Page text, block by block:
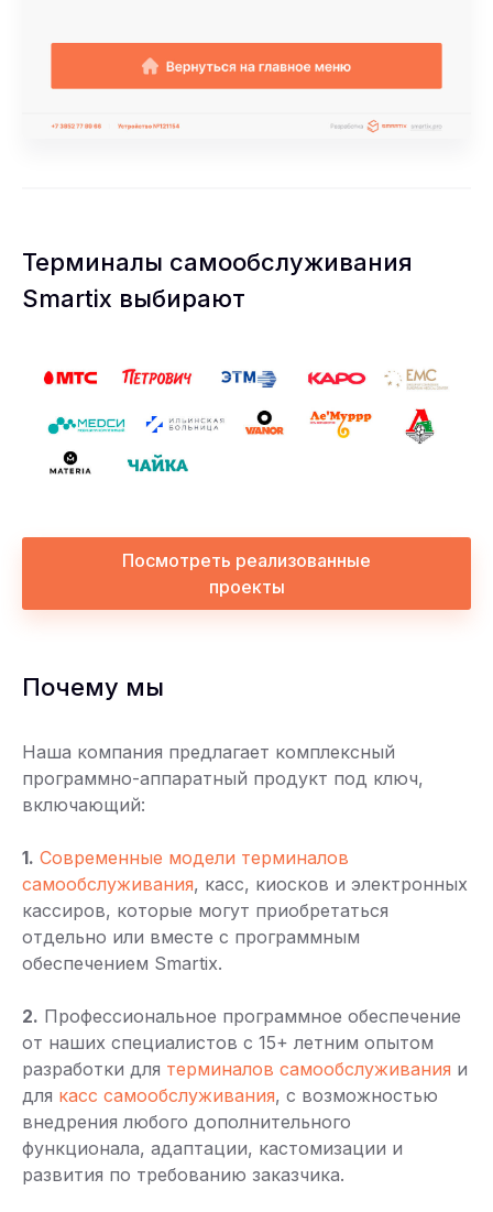
Терминалы самообслуживания
Smartix выбирают
Посмотреть реализованные
проекты
Почему мы
Наша компания предлагает комплексный
программно-аппаратный продукт под ключ,
включающий:
1. Современные модели терминалов
самообслуживания, касс, киосков и электронных
кассиров, которые могут приобретаться
отдельно или вместе с программным
обеспечением Smartix.
2. Профессиональное программное обеспечение
от наших специалистов с 15+ летним опытом
разработки для терминалов самообслуживания и
для касс самообслуживания, с возможностью
внедрения любого дополнительного
функционала, адаптации, кастомизации и
развития по требованию заказчика.